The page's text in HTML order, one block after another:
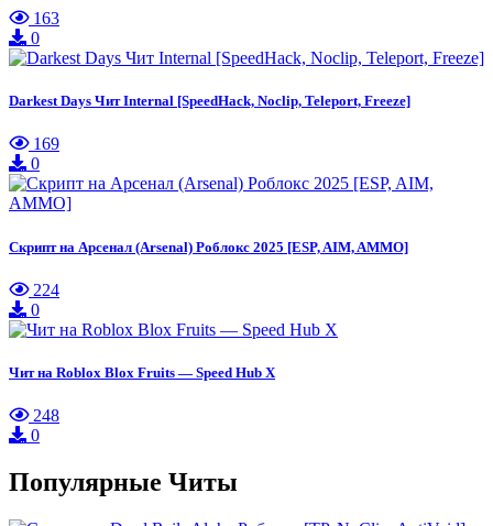
163
0
Darkest Days Чит Internal [SpeedHack, Noclip, Teleport, Freeze]
169
0
Скрипт на Арсенал (Arsenal) Роблокс 2025 [ESP, AIM, AMMO]
224
0
Чит на Roblox Blox Fruits — Speed Hub X
248
0
Популярные Читы